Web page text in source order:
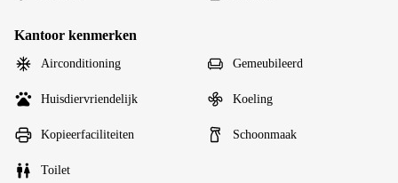
Kantoor kenmerken
Airconditioning Gemeubileerd
Huisdiervriendelijk Koeling
Kopieerfaciliteiten Schoonmaak
Toilet